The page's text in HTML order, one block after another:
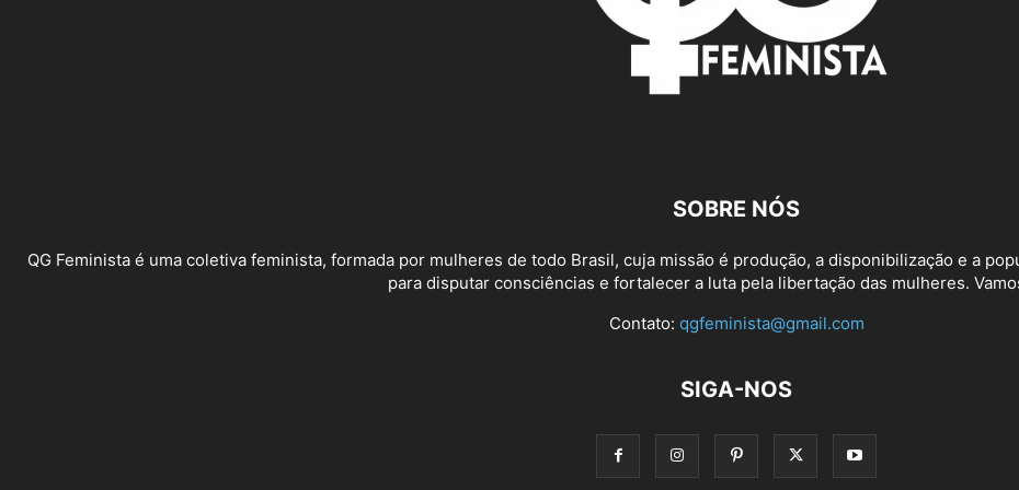
SOBRE NÓS
QG Feminista é uma coletiva feminista, formada por mulheres de todo Brasil, cuja missão é produção, a disponibilização e a
para disputar consciências e fortalecer a luta pela libertação das mulheres.
Contato: qgfeminista@gmail.com
SIGA-NOS